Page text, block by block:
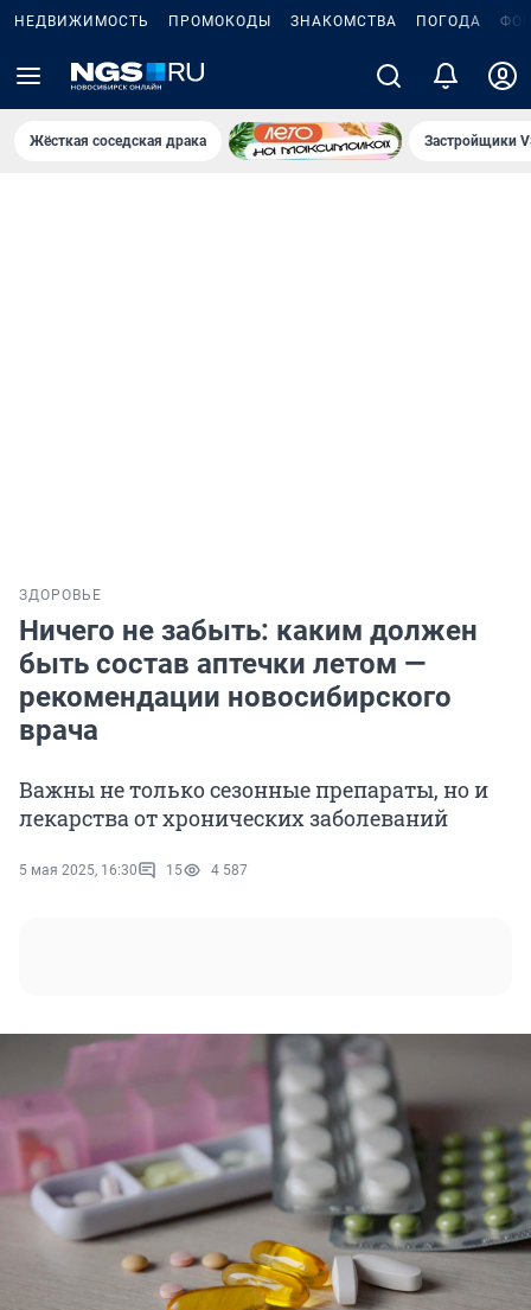
НЕДВИЖИМОСТЬ ПРОМОКОДЫ ЗНАКОМСТВА ПОГОДА
Жёсткая соседская драка Застройщики
ЗДОРОВЬЕ
Ничего не забыть: каким должен
быть состав аптечки летом —
рекомендации новосибирского
врача
Важны не только сезонные препараты, но и
лекарства от хронических заболеваний
5 мая 2025, 16:30 15 4 587